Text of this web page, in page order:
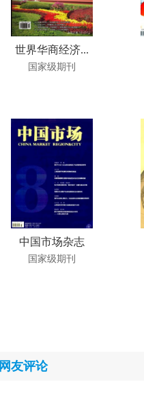
世界华商经济...
国家级期刊
中国市场杂志
国家级期刊
网友评论